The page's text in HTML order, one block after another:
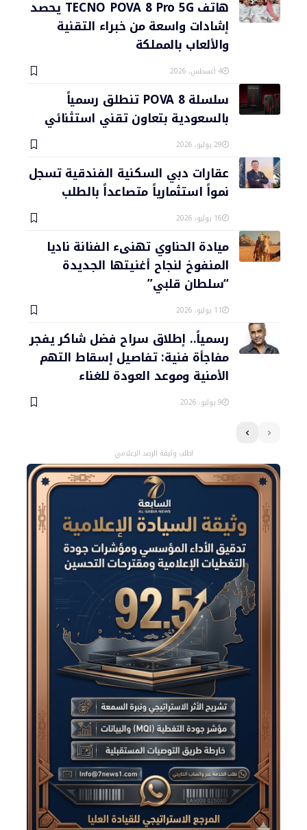
هاتف TECNO POVA 8 Pro 5G يحصد
إشادات واسعة من خبراء التقنية
والألعاب بالمملكة
4 أغسطس، 2026
سلسلة POVA 8 تنطلق رسمياً
بالسعودية بتعاون تقني استثنائي
29 يوليو، 2026
عقارات دبي السكنية الفندقية تسجل
نمواً استثمارياً متصاعداً بالطلب
16 يوليو، 2026
ميادة الحناوي تهنىء الفنانة ناديا
المنفوخ لنجاح أغنيتها الجديدة
“سلطان قلبي”
11 يوليو، 2026
رسمياً.. إطلاق سراح فضل شاكر يفجر
مفاجأة فنية: تفاصيل إسقاط التهم
الأمنية وموعد العودة للغناء
9 يوليو، 2026
اطلب وثيقة الرصد الإعلامي